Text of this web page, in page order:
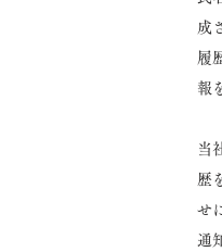
成
履
報
当
歴
せ
通